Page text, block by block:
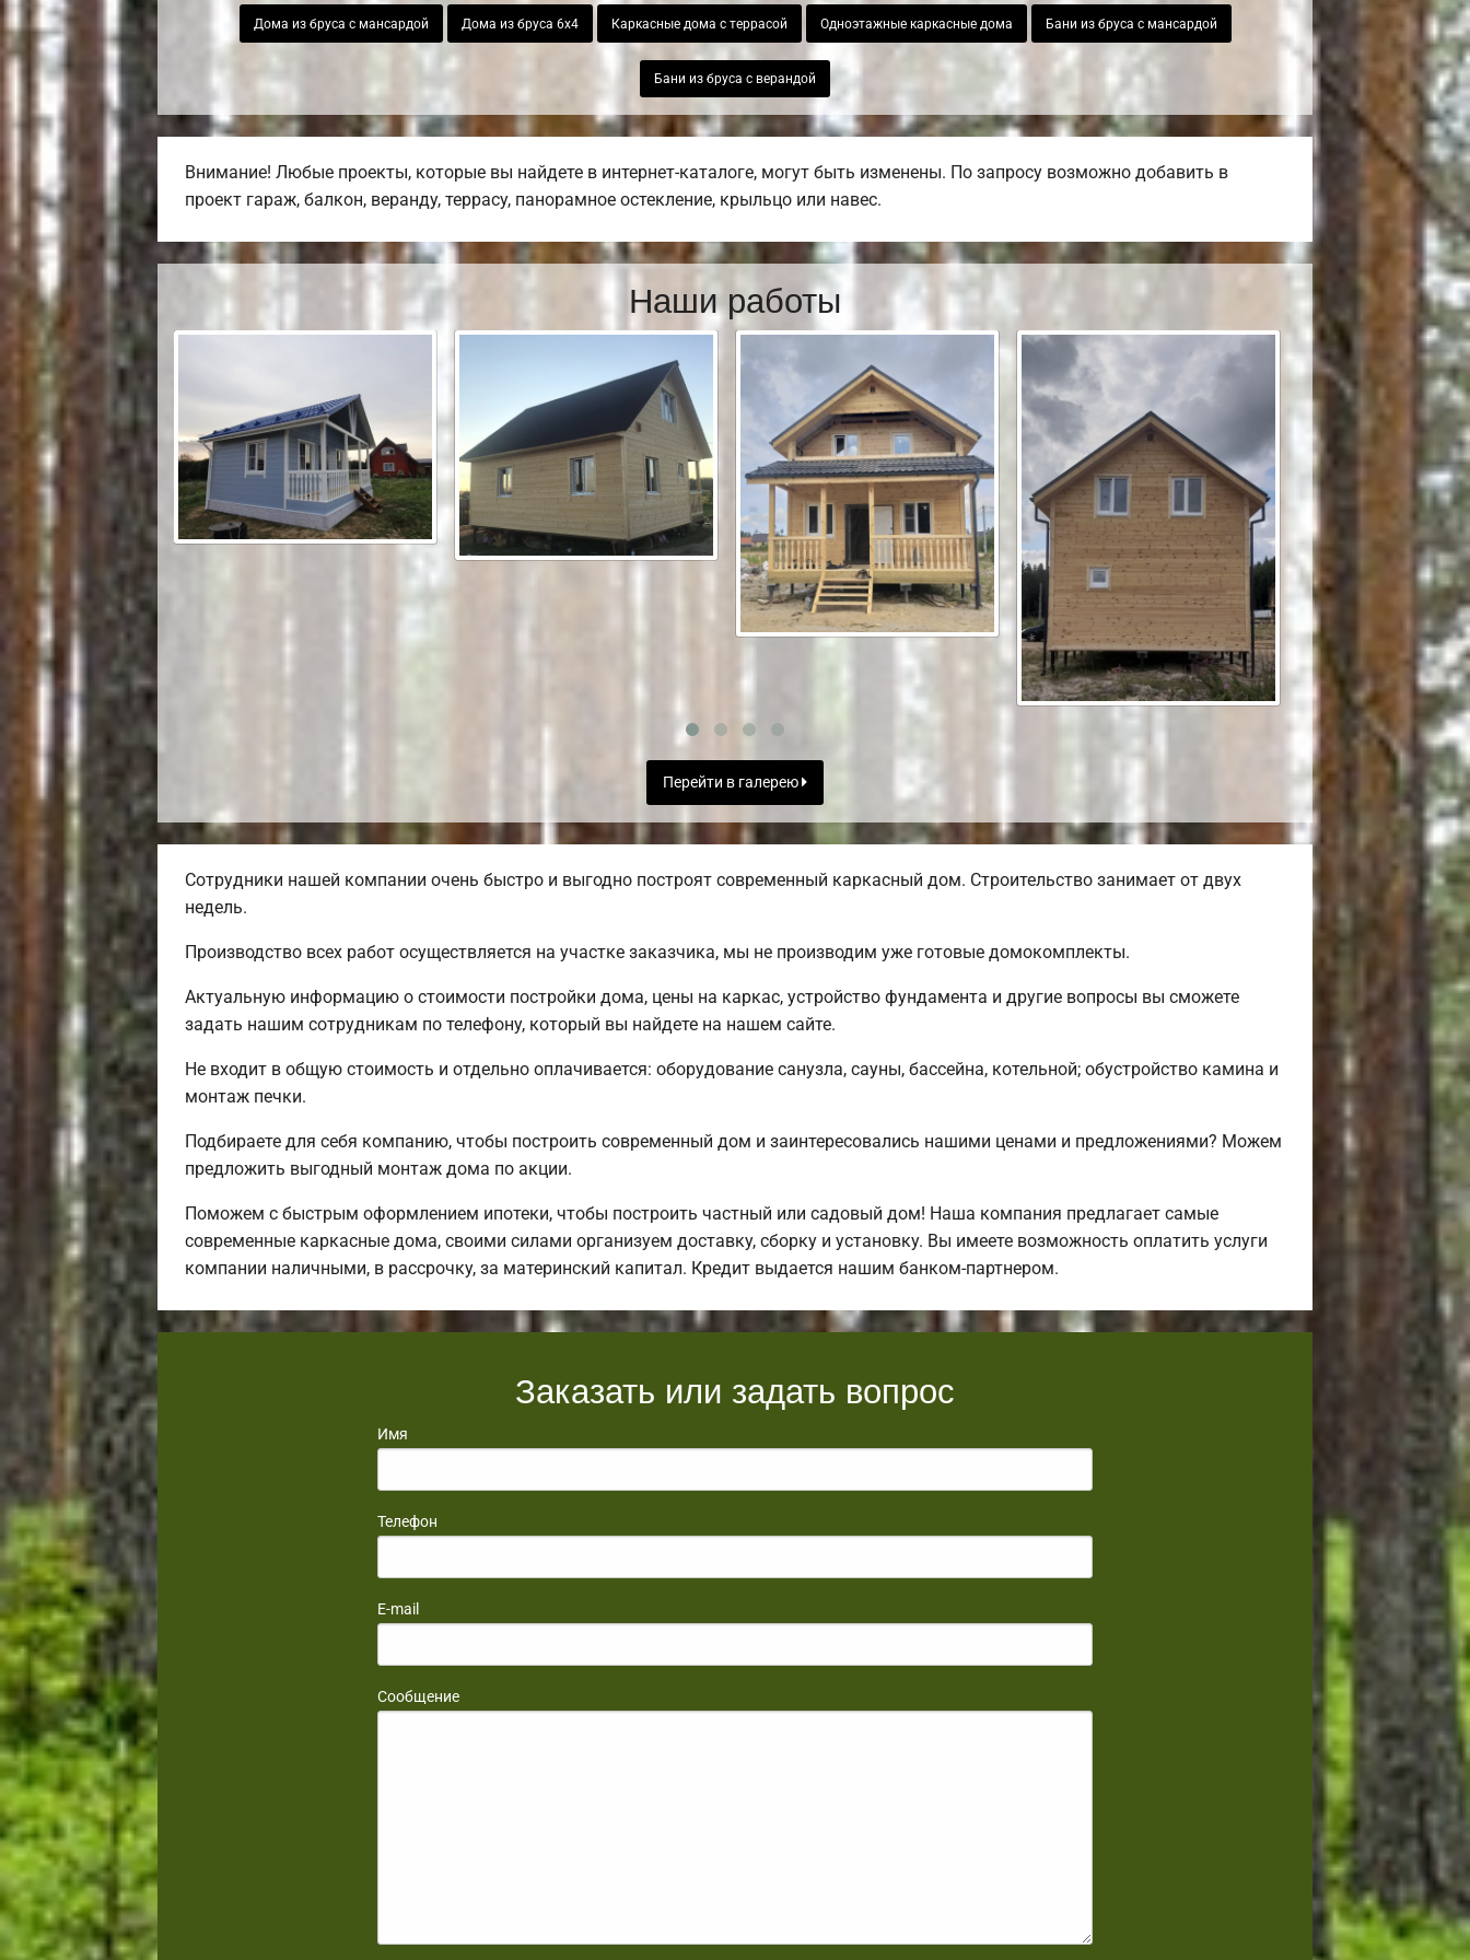
Дома из бруса с мансардой Дома из бруса 6х4 Каркасные дома с террасой Одноэтажные каркасные дома Бани из бруса с мансардой
Бани из бруса с верандой
Внимание! Любые проекты, которые вы найдете в интернет-каталоге, могут быть изменены. По запросу возможно добавить в
проект гараж, балкон, веранду, террасу, панорамное остекление, крыльцо или навес.
Наши работы
Перейти в галерею
Сотрудники нашей компании очень быстро и выгодно построят современный каркасный дом. Строительство занимает от двух
недель.
Производство всех работ осуществляется на участке заказчика, мы не производим уже готовые домокомплекты.
Актуальную информацию о стоимости постройки дома, цены на каркас, устройство фундамента и другие вопросы вы сможете
задать нашим сотрудникам по телефону, который вы найдете на нашем сайте.
Не входит в общую стоимость и отдельно оплачивается: оборудование санузла, сауны, бассейна, котельной; обустройство камина и
монтаж печки.
Подбираете для себя компанию, чтобы построить современный дом и заинтересовались нашими ценами и предложениями? Можем
предложить выгодный монтаж дома по акции.
Поможем с быстрым оформлением ипотеки, чтобы построить частный или садовый дом! Наша компания предлагает самые
современные каркасные дома, своими силами организуем доставку, сборку и установку. Вы имеете возможность оплатить услуги
компании наличными, в рассрочку, за материнский капитал. Кредит выдается нашим банком-партнером.
Заказать или задать вопрос
Имя
Телефон
E-mail
Сообщение